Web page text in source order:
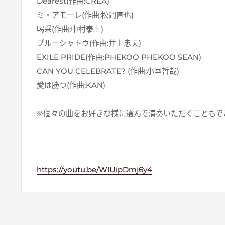
ミ・アモーレ(作曲:松岡直也)
喝采(作曲:中村泰士)
ブルーシャトウ(作曲:井上忠夫)
EXILE PRIDE(作曲:PHEKOO PHEKOO SEAN)
CAN YOU CELEBRATE? (作曲:小室哲哉)
愛は勝つ(作曲:KAN)
※個々の曲をお好きな様に選んで演奏いただくこともで
https://youtu.be/WlUipDmj6y4